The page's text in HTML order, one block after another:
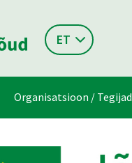
ET
Organisatsioon / Tegijad